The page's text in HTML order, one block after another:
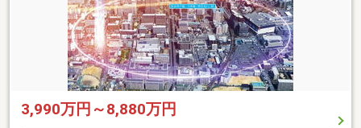
3,990万円～8,880万円